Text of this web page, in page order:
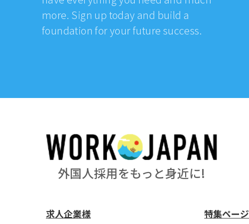
more. Sign up today and build a
foundation for your future success.
外国人採用をもっと身近に!
求人企業様 特集ページ